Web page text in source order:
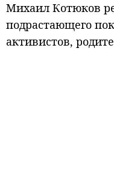
Михаил Котюков
подрастающего
активистов,